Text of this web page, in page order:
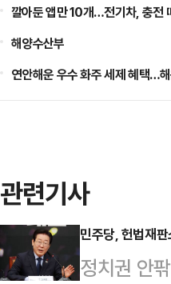
깔아둔 앱만 10개…전기차, 충전
해양수산부
연안해운 우수 화주 세제 혜택…
관련기사
민주당, 헌법재
정치권 안